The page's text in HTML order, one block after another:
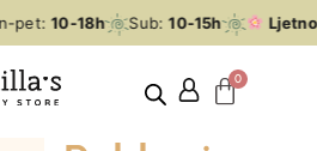
pet: 10-18h Sub: 10-15h